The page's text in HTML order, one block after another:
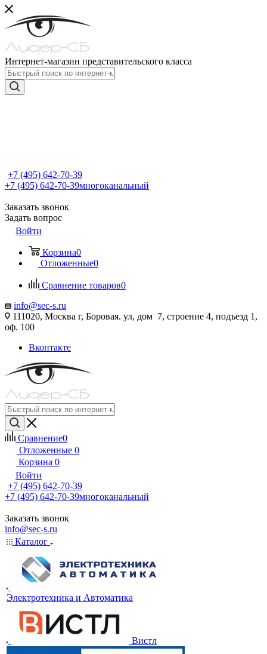
Интернет-магазин представительского класса
+7 (495) 642-70-39
+7 (495) 642-70-39многоканальный
Заказать звонок
Задать вопрос
Войти
Корзина0
Отложенные0
Сравнение товаров0
info@sec-s.ru
111020, Москва г, Боровая. ул, дом 7, строение 4, подъезд 1,
оф. 100
Вконтакте
Сравнение0
Отложенные 0
Корзина 0
Войти
+7 (495) 642-70-39
+7 (495) 642-70-39многоканальный
Заказать звонок
info@sec-s.ru
Каталог
Электротехника и Автоматика
Вистл